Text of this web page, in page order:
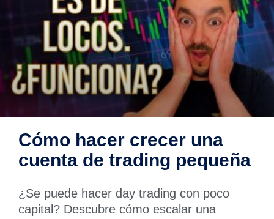
Cómo hacer crecer una
cuenta de trading pequeña
¿Se puede hacer day trading con poco
capital? Descubre cómo escalar una